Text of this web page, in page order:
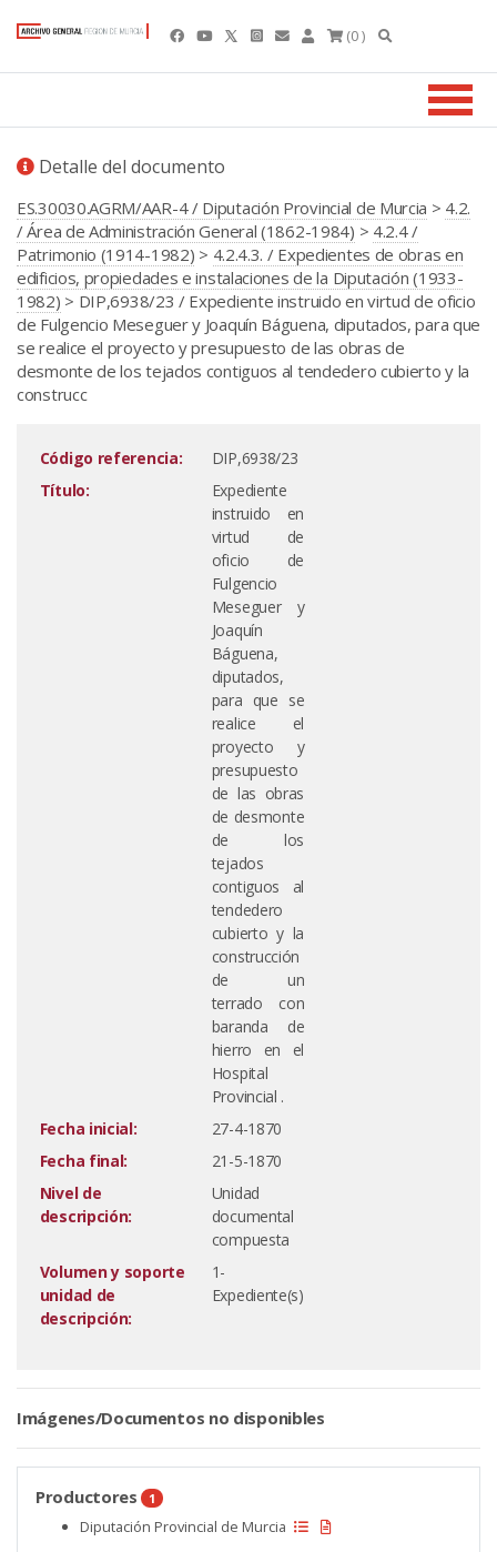
(0 )
Detalle del documento
ES.30030.AGRM/AAR-4 / Diputación Provincial de Murcia > 4.2.
/ Área de Administración General (1862-1984) > 4.2.4 /
Patrimonio (1914-1982) > 4.2.4.3. / Expedientes de obras en
edificios, propiedades e instalaciones de la Diputación (1933-
1982) > DIP,6938/23 / Expediente instruido en virtud de oficio
de Fulgencio Meseguer y Joaquín Báguena, diputados, para que
se realice el proyecto y presupuesto de las obras de
desmonte de los tejados contiguos al tendedero cubierto y la
construcc
Código referencia:
DIP,6938/23
Título:
Expediente
instruido en
virtud de
oficio de
Fulgencio
Meseguer y
Joaquín
Báguena,
diputados,
para que se
realice el
proyecto y
presupuesto
de las obras
de desmonte
de los
tejados
contiguos al
tendedero
cubierto y la
construcción
de un
terrado con
baranda de
hierro en el
Hospital
Provincial .
Fecha inicial:
27-4-1870
Fecha final:
21-5-1870
Nivel de
descripción:
Unidad
documental
compuesta
Volumen y soporte
unidad de
descripción:
1-
Expediente(s)
Imágenes/Documentos no disponibles
Productores 1
Diputación Provincial de Murcia